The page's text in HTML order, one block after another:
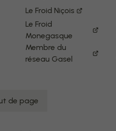
Le Froid Niçois
Le Froid
Monegasque
Membre du
réseau Gasel
de page